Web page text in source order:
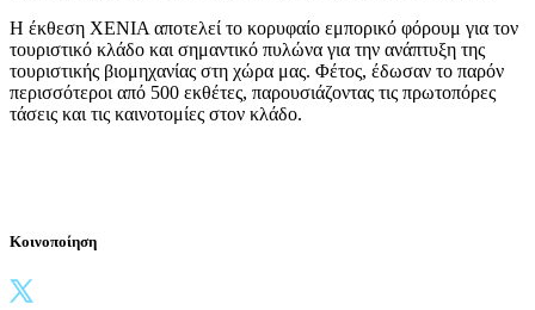
Η έκθεση XENIA αποτελεί το κορυφαίο εμπορικό φόρουμ για τον
τουριστικό κλάδο και σημαντικό πυλώνα για την ανάπτυξη της
τουριστικής βιομηχανίας στη χώρα μας. Φέτος, έδωσαν το παρόν
περισσότεροι από 500 εκθέτες, παρουσιάζοντας τις πρωτοπόρες
τάσεις και τις καινοτομίες στον κλάδο.
Κοινοποίηση